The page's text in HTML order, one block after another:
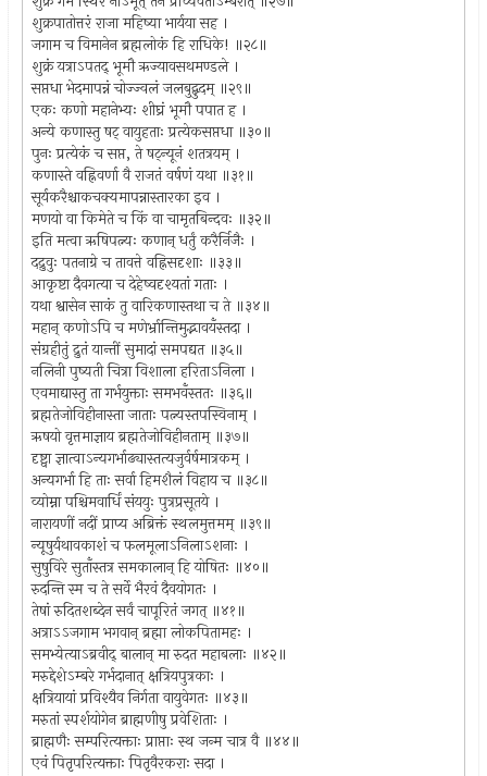
शुक्रपातोत्तरं राजा महिष्या भार्यया सह ।
जगाम च विमानेन ब्रह्मलोकं हि राधिके! ॥२८॥
शुक्रं यत्राऽपतद् भूमौ ऋज्यावसथमण्डले ।
सप्तधा भेदमापन्नं चोज्ज्वलं जलबुद्बुदम् ॥२९॥
एकः कणो महानेभ्यः शीघ्रं भूमौ पपात ह ।
अन्ये कणास्तु षट् वायुहताः प्रत्येकसप्तधा ॥३०॥
पुनः प्रत्येकं च सप्त, ते षट्न्यूनं शतत्रयम् ।
कणास्ते वह्निवर्णा वै राजतं वर्षणं यथा ॥३१॥
सूर्यकरैश्चाकचक्यमापन्नास्तारका इव ।
मणयो वा किमेते च किं वा चामृतबिन्दवः ॥३२॥
इति मत्वा ऋषिपत्न्यः कणान् धर्तुं करैर्निजैः ।
दद्रुवुः पतनाग्रे च तावत्ते वह्निसदृशाः ॥३३॥
आकृष्टा दैवगत्या च देहेष्वदृश्यतां गताः ।
यथा श्वासेन साकं तु वारिकणास्तथा च ते ॥३४॥
महान् कणोऽपि च मणेर्भ्रान्तिमुद्भावयँस्तदा ।
संग्रहीतुं द्रुतं यान्तीं सुमादां समपद्यत ॥३५॥
नलिनी पुष्यती चित्रा विशाला हरिताऽनिला ।
एवमाद्यास्तु ता गर्भयुक्ताः समभवँस्ततः ॥३६॥
ब्रह्मतेजोविहीनास्ता जाताः पत्न्यस्तपस्विनाम् ।
ऋषयो वृत्तमाज्ञाय ब्रह्मतेजोविहीनताम् ॥३७॥
दृष्ट्वा ज्ञात्वाऽन्यगर्भाढ्यास्तत्यजुर्वर्षमात्रकम् ।
अन्यगर्भा हि ताः सर्वा हिमशैलं विहाय च ॥३८॥
व्योम्ना पश्चिमवार्धिं संययुः पुत्रप्रसूतये ।
नारायणीं नदीं प्राप्य अब्रिक्तं स्थलमुत्तमम् ॥३९॥
न्यूषुर्यथावकाशं च फलमूलाऽनिलाऽशनाः ।
सुषुविरे सुताँस्तत्र समकालान् हि योषितः ॥४०॥
रुदन्ति स्म च ते सर्वे भैरवं दैवयोगतः ।
तेषां रुदितशब्देन सर्वं चापूरितं जगत् ॥४१॥
अत्राऽऽजगाम भगवान् ब्रह्मा लोकपितामहः ।
समभ्येत्याऽब्रवीद् बालान् मा रुदत महाबलाः ॥४२॥
मरुद्देशेऽम्बरे गर्भदानात् क्षत्रियपुत्रकाः ।
क्षत्रियायां प्रविश्यैव निर्गता वायुवेगतः ॥४३॥
मरुतां स्पर्शयोगेन ब्राह्मणीषु प्रवेशिताः ।
ब्राह्मणैः सम्परित्यक्ताः प्राप्ताः स्थ जन्म चात्र वै ॥४४॥
एवं पितृपरित्यक्ताः पितृवैरकराः सदा ।